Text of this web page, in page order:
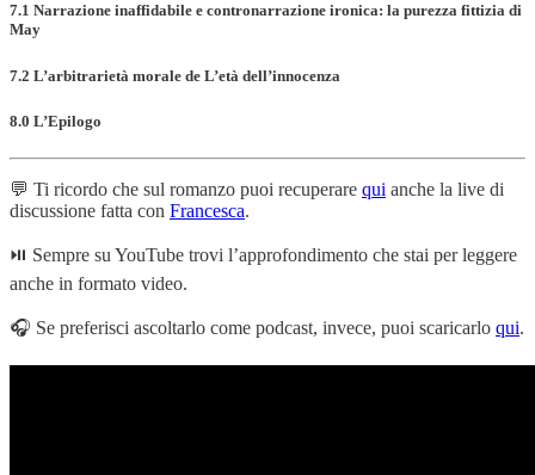
7.1 Narrazione inaffidabile e contronarrazione ironica: la purezza fittizia di
May
7.2 L’arbitrarietà morale de L’età dell’innocenza
8.0 L’Epilogo
💬 Ti ricordo che sul romanzo puoi recuperare qui anche la live di
discussione fatta con Francesca.
⏯️ Sempre su YouTube trovi l’approfondimento che stai per leggere
anche in formato video.
🎧 Se preferisci ascoltarlo come podcast, invece, puoi scaricarlo qui.